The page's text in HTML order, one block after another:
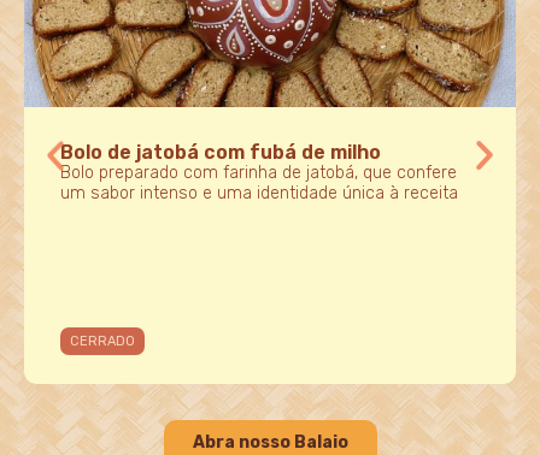
Bolo de jatobá com fubá de milho
Bolo preparado com farinha de jatobá, que confere
um sabor intenso e uma identidade única à receita
CERRADO
Abra nosso Balaio